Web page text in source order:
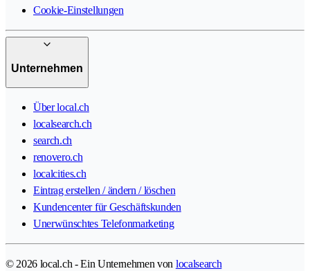
Cookie-Einstellungen
Unternehmen
Über local.ch
localsearch.ch
search.ch
renovero.ch
localcities.ch
Eintrag erstellen / ändern / löschen
Kundencenter für Geschäftskunden
Unerwünschtes Telefonmarketing
© 2026 local.ch - Ein Unternehmen von localsearch